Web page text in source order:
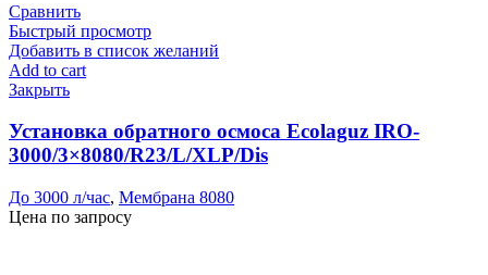
Сравнить
Быстрый просмотр
Добавить в список желаний
Add to cart
Закрыть
Установка обратного осмоса Ecolaguz IRO-
3000/3×8080/R23/L/XLP/Dis
До 3000 л/час, Мембрана 8080
Цена по запросу